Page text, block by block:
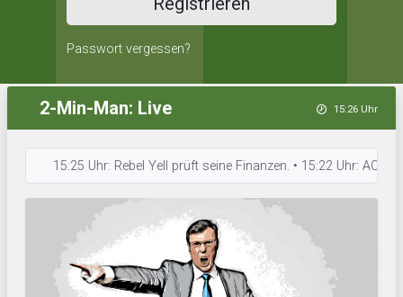
Passwort vergessen?
2-Min-Man: Live 15:26 Uhr
15:25 Uhr: Rebel Yell prüft seine Finanzen. • 15:22 Uhr: AC